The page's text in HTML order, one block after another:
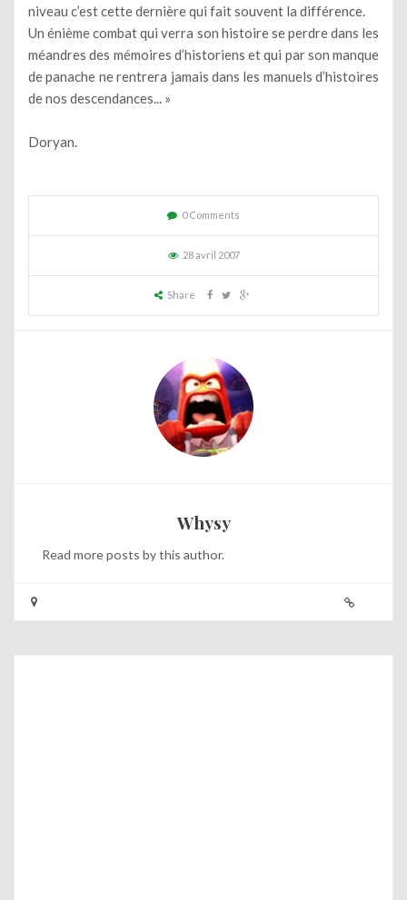
niveau c’est cette dernière qui fait souvent la différence.
Un énième combat qui verra son histoire se perdre dans les
méandres des mémoires d’historiens et qui par son manque
de panache ne rentrera jamais dans les manuels d’histoires
de nos descendances... »
Doryan.
0 Comments
28 avril 2007
Share
Whysy
Read more posts by this author.